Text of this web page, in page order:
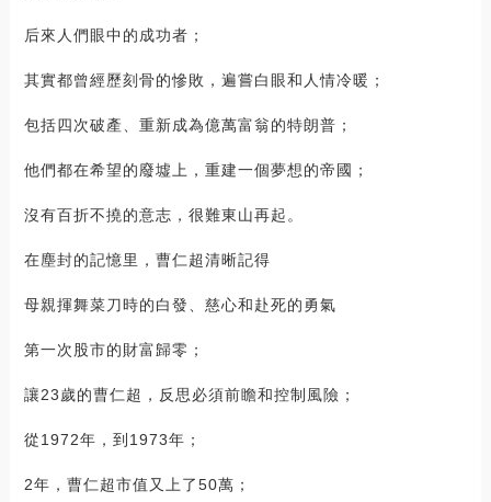
后來人們眼中的成功者；
其實都曾經歷刻骨的慘敗，遍嘗白眼和人情冷暖；
包括四次破產、重新成為億萬富翁的特朗普；
他們都在希望的廢墟上，重建一個夢想的帝國；
沒有百折不撓的意志，很難東山再起。
在塵封的記憶里，曹仁超清晰記得
母親揮舞菜刀時的白發、慈心和赴死的勇氣
第一次股市的財富歸零；
讓23歲的曹仁超，反思必須前瞻和控制風險；
從1972年，到1973年；
2年，曹仁超市值又上了50萬；